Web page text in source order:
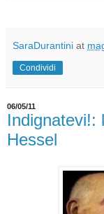
SaraDurantini at
Condividi
06/05/11
Indignatevi!:
Hessel